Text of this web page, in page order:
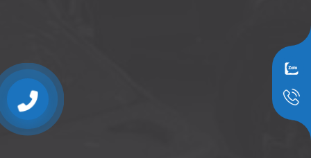
0909797251